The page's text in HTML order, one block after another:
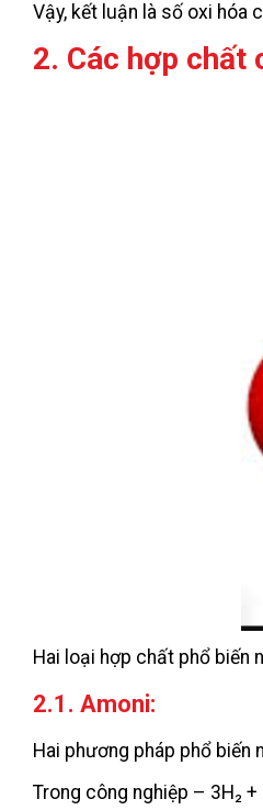
Vậy, kết luận là số oxi hóa
2. Các hợp chất
Hai loại hợp chất phổ biến
2.1. Amoni:
Hai phương pháp phổ biến
Trong công nghiệp – 3H₂